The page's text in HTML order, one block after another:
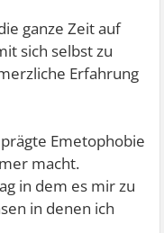
ganze Zeit auf
sich selbst zu
Erfahrung
Emetophobie
macht.
in dem es mir zu
in denen ich